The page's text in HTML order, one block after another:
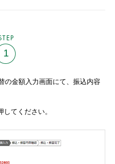
1
の金額入力画面にて、振込内容
してください。